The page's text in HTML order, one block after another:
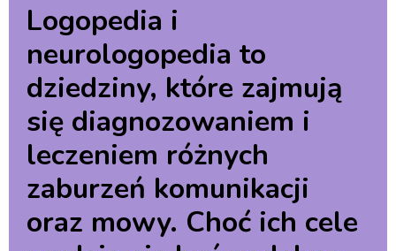
Logopedia i
neurologopedia to
dziedziny, które zajmują
się diagnozowaniem i
leczeniem różnych
zaburzeń komunikacji
oraz mowy. Choć ich cele